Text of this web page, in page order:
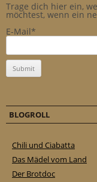
Trage dich hier ein,
möchtest, wenn ein
E-Mail*
BLOGROLL
Chili und Ciabatta
Das Mädel vom Land
Der Brotdoc